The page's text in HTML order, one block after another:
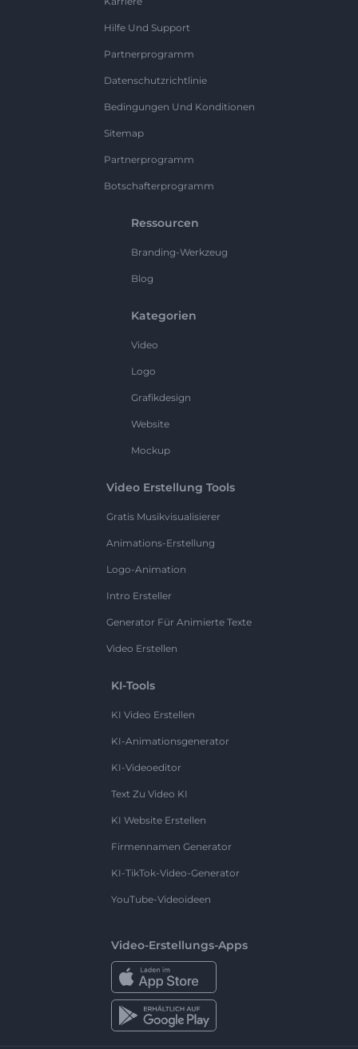
Hilfe Und Support
Partnerprogramm
Datenschutzrichtlinie
Bedingungen Und Konditionen
Sitemap
Partnerprogramm
Botschafterprogramm
Ressourcen
Branding-Werkzeug
Blog
Kategorien
Video
Logo
Grafikdesign
Website
Mockup
Video Erstellung Tools
Gratis Musikvisualisierer
Animations-Erstellung
Logo-Animation
Intro Ersteller
Generator Für Animierte Texte
Video Erstellen
KI-Tools
KI Video Erstellen
KI-Animationsgenerator
KI-Videoeditor
Text Zu Video KI
KI Website Erstellen
Firmennamen Generator
KI-TikTok-Video-Generator
YouTube-Videoideen
Video-Erstellungs-Apps